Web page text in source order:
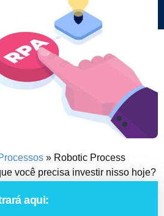
» Robotic Process
você precisa investir nisso hoje?
aqui: